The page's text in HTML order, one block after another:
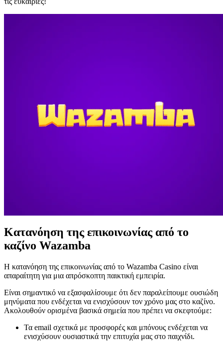
Κατανόηση της επικοινωνίας από το
καζίνο Wazamba
Η κατανόηση της επικοινωνίας από το Wazamba Casino είναι
απαραίτητη για μια απρόσκοπτη παικτική εμπειρία.
Είναι σημαντικό να εξασφαλίσουμε ότι δεν παραλείπουμε ουσιώδη
μηνύματα που ενδέχεται να ενισχύσουν τον χρόνο μας στο καζίνο.
Ακολουθούν ορισμένα βασικά σημεία που πρέπει να σκεφτούμε:
Τα email σχετικά με προσφορές και μπόνους ενδέχεται να
ενισχύσουν ουσιαστικά την επιτυχία μας στο παιχνίδι.